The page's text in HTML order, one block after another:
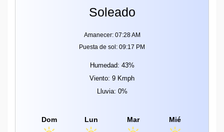
Soleado
Amanecer: 07:28 AM
Puesta de sol: 09:17 PM
Humedad: 43%
Viento: 9 Kmph
Lluvia: 0%
Dom Lun Mar Mié